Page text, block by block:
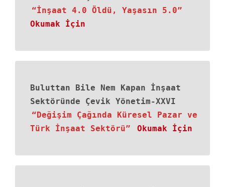
“İnşaat 4.0 Öldü, Yaşasın 5.0”
Okumak İçin
Buluttan Bile Nem Kapan İnşaat
Sektöründe Çevik Yönetim-XXVI
“Değişim Çağında Küresel Pazar ve
Türk İnşaat Sektörü”
Okumak İçin